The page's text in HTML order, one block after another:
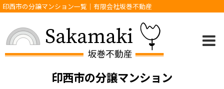
印西市の分譲マンション一覧｜有限会社坂巻不動産
印西市の分譲マンション